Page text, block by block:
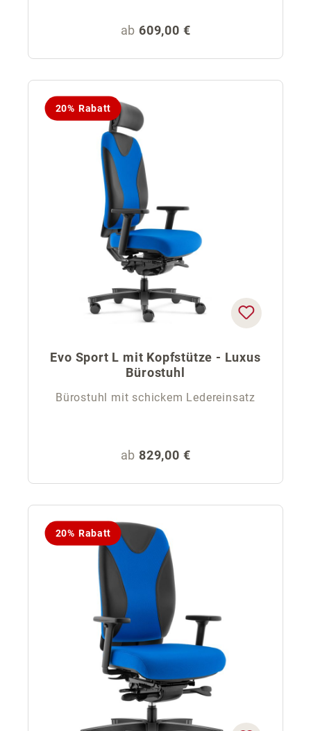
Regulärer Preis:
ab 609,00 €
20% Rabatt
Evo Sport L mit Kopfstütze - Luxus
Bürostuhl
Bürostuhl mit schickem Ledereinsatz
Regulärer Preis:
ab 829,00 €
20% Rabatt